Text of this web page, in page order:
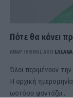
Πότε θα κάνει
ΑΝΑΡΤΗΘΗΚΕ ΑΠΟ
Όλοι περιμένουν
Η αρχική
ωστόσο φαντάζει…